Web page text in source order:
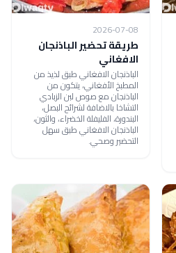
2026-07-08
طريقة تحضير الباذنجان
الافغاني
الباذنجان الافغاني طبق لذيذ من
المطبخ الأفغاني، يتكون من
الباذنجان مع صوص لبن الزبادي
التشاخا بالاضافة لشرائح البصل،
البندورة، الفليفلة الخضراء، والثون،
الباذنجان الافغاني طبق سهل
التحضير وصحي.